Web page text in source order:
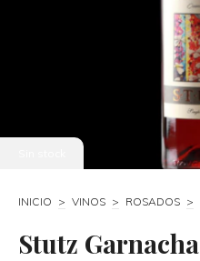
INICIO > VINOS > ROSADOS >
Stutz Garnacha